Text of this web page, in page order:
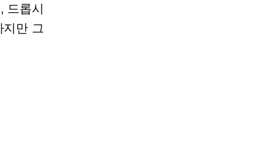
롭시
만 그